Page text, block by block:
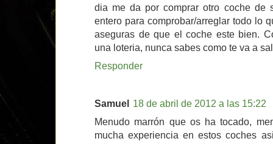
dia me da por comprar otro coche de
entero para comprobar/arreglar todo lo
aseguras de que el coche este bien.
una loteria, nunca sabes como te va a
Responder
Samuel 18 de abril de 2012 a las 15:22
Menudo marrón que os ha tocado,
mucha experiencia en estos coches